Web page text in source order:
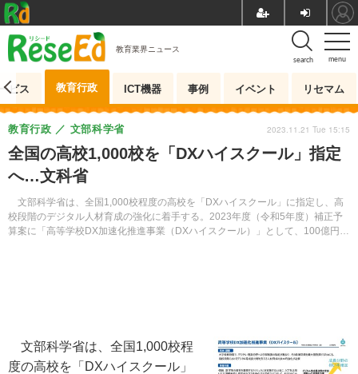
menu
search
教育業界ニュース
ビス 教育行政 ICT機器 事例 イベント リセマム
全国の高校1,000校を「DXハイスクール」指定
へ…文科省
文部科学省は、全国1,000校程度の高校を「DXハイスクール」に指定し、高
校段階のデジタル人材育成の強化に着手する。2023年度（令和5年度）補正予
算案に「高等学校DX加速化推進事業（DXハイスクール）」として、100億円を
教育行政 文部科学省 2023.11.21 Tue 15:15
文部科学省は、全国1,000校程
度の高校を「DXハイスクール」